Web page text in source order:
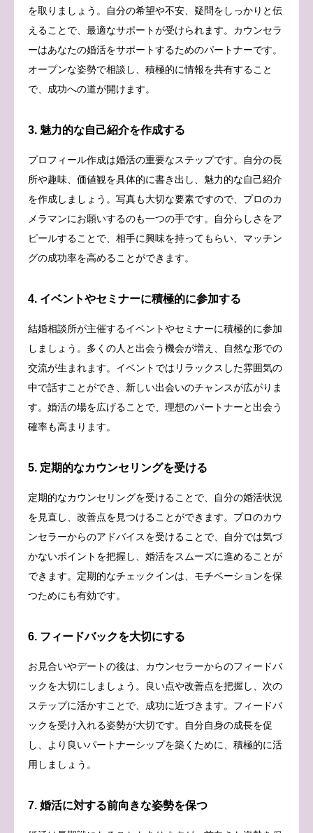
を取りましょう。自分の希望や不安、疑問をしっかりと伝
えることで、最適なサポートが受けられます。カウンセラ
ーはあなたの婚活をサポートするためのパートナーです。
オープンな姿勢で相談し、積極的に情報を共有すること
で、成功への道が開けます。
3. 魅力的な自己紹介を作成する
プロフィール作成は婚活の重要なステップです。自分の長
所や趣味、価値観を具体的に書き出し、魅力的な自己紹介
を作成しましょう。写真も大切な要素ですので、プロのカ
メラマンにお願いするのも一つの手です。自分らしさをア
ピールすることで、相手に興味を持ってもらい、マッチン
グの成功率を高めることができます。
4. イベントやセミナーに積極的に参加する
結婚相談所が主催するイベントやセミナーに積極的に参加
しましょう。多くの人と出会う機会が増え、自然な形での
交流が生まれます。イベントではリラックスした雰囲気の
中で話すことができ、新しい出会いのチャンスが広がりま
す。婚活の場を広げることで、理想のパートナーと出会う
確率も高まります。
5. 定期的なカウンセリングを受ける
定期的なカウンセリングを受けることで、自分の婚活状況
を見直し、改善点を見つけることができます。プロのカウ
ンセラーからのアドバイスを受けることで、自分では気づ
かないポイントを把握し、婚活をスムーズに進めることが
できます。定期的なチェックインは、モチベーションを保
つためにも有効です。
6. フィードバックを大切にする
お見合いやデートの後は、カウンセラーからのフィードバ
ックを大切にしましょう。良い点や改善点を把握し、次の
ステップに活かすことで、成功に近づきます。フィードバ
ックを受け入れる姿勢が大切です。自分自身の成長を促
し、より良いパートナーシップを築くために、積極的に活
用しましょう。
7. 婚活に対する前向きな姿勢を保つ